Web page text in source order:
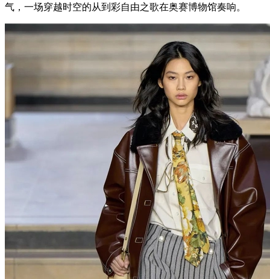
气，一场穿越时空的从到彩自由之歌在奥赛博物馆奏响。